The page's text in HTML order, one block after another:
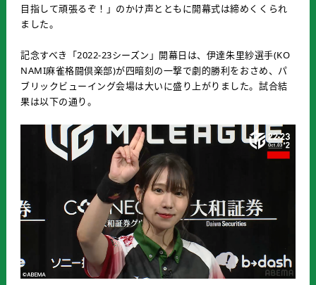
目指して頑張るぞ！」のかけ声とともに開幕式は締めくくられ
ました。
記念すべき「2022-23シーズン」開幕日は、伊達朱里紗選手(KO
NAMI麻雀格闘倶楽部)が四暗刻の一撃で劇的勝利をおさめ、パ
ブリックビューイング会場は大いに盛り上がりました。試合結
果は以下の通り。